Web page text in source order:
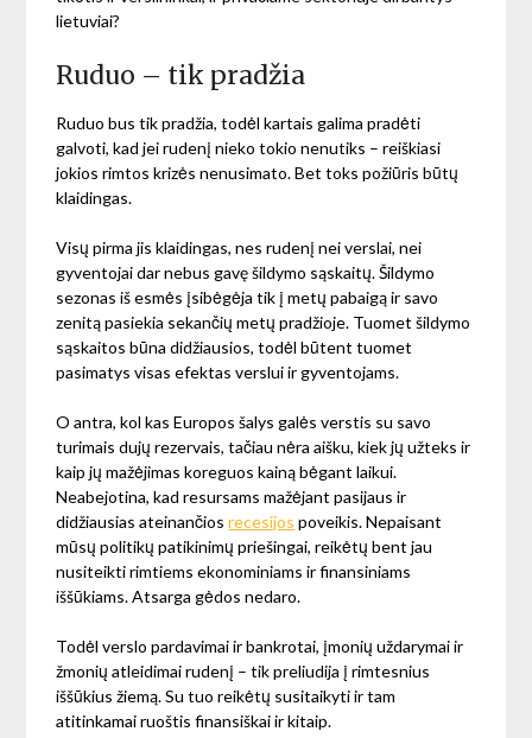
lietuviai?
Ruduo – tik pradžia
Ruduo bus tik pradžia, todėl kartais galima pradėti
galvoti, kad jei rudenį nieko tokio nenutiks – reiškiasi
jokios rimtos krizės nenusimato. Bet toks požiūris būtų
klaidingas.
Visų pirma jis klaidingas, nes rudenį nei verslai, nei
gyventojai dar nebus gavę šildymo sąskaitų. Šildymo
sezonas iš esmės įsibėgėja tik į metų pabaigą ir savo
zenitą pasiekia sekančių metų pradžioje. Tuomet šildymo
sąskaitos būna didžiausios, todėl būtent tuomet
pasimatys visas efektas verslui ir gyventojams.
O antra, kol kas Europos šalys galės verstis su savo
turimais dujų rezervais, tačiau nėra aišku, kiek jų užteks ir
kaip jų mažėjimas koreguos kainą bėgant laikui.
Neabejotina, kad resursams mažėjant pasijaus ir
didžiausias ateinančiosrecesijos poveikis. Nepaisant
mūsų politikų patikinimų priešingai, reikėtų bent jau
nusiteikti rimtiems ekonominiams ir finansiniams
iššūkiams. Atsarga gėdos nedaro.
Todėl verslo pardavimai ir bankrotai, įmonių uždarymai ir
žmonių atleidimai rudenį – tik preliudija į rimtesnius
iššūkius žiemą. Su tuo reikėtų susitaikyti ir tam
atitinkamai ruoštis finansiškai ir kitaip.